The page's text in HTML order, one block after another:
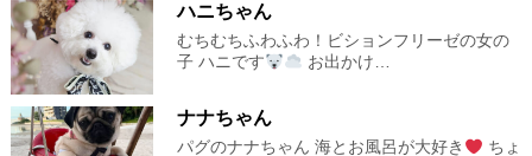
ハニちゃん
むちむちふわふわ！ビションフリーゼの女の
子 ハニです︎︎
お出かけ…
ナナちゃん
パグのナナちゃん 海とお風呂が大好き
ちょ